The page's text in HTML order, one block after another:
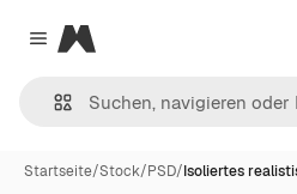
Close menu
Magnific
Startseite/Stock/PSD/Isoliertes